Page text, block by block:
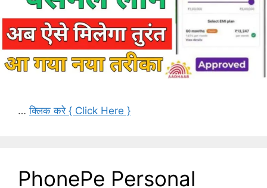
…क्लिक करे { Click Here }
PhonePe Personal